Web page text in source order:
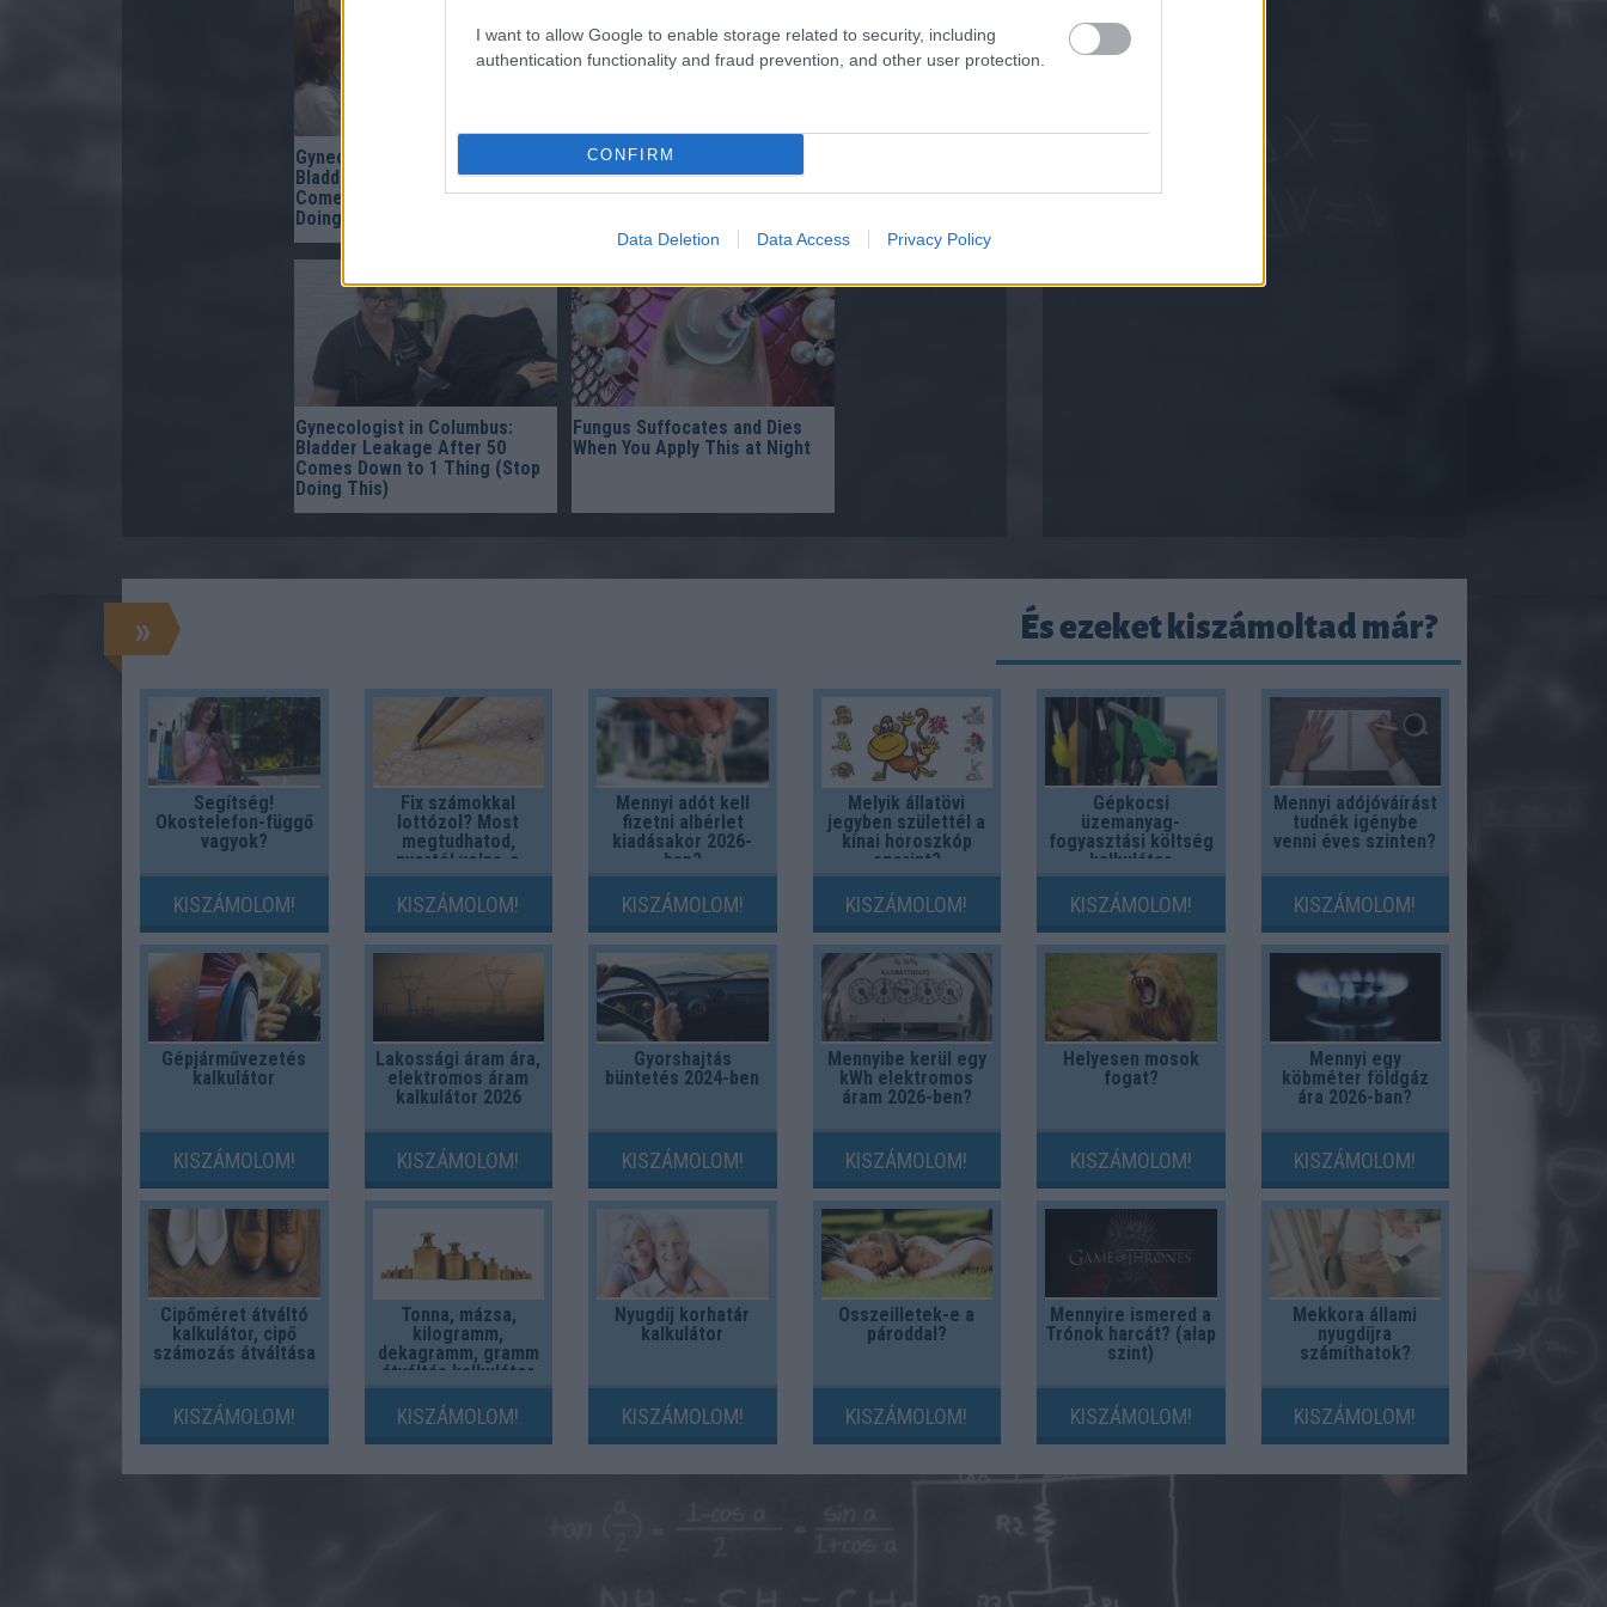
I want to allow Google to enable storage related to security, including
authentication functionality and fraud prevention, and other user protection.
CONFIRM
Data Deletion Data Access Privacy Policy
Gynecologist in Columbus:
Bladder Leakage After 50
Comes Down to 1 Thing (Stop
Doing This)
This Simple Trick Removes All
Parasites From Your Body!
Gynecologist in Columbus:
Bladder Leakage After 50
Comes Down to 1 Thing (Stop
Doing This)
Fungus Suffocates and Dies
When You Apply This at Night
» És ezeket kiszámoltad már?
Segítség!
Okostelefon-függő
vagyok?
KISZÁMOLOM!
Fix számokkal
lottózol? Most
megtudhatod,
nyertél volna-e
valaha!
KISZÁMOLOM!
Mennyi adót kell
fizetni albérlet
kiadásakor 2026-
ban?
KISZÁMOLOM!
Melyik állatövi
jegyben születtél a
kínai horoszkóp
szerint?
KISZÁMOLOM!
Gépkocsi
üzemanyag-
fogyasztási költség
kalkulátor
KISZÁMOLOM!
Mennyi adójóváírást
tudnék igénybe
venni éves szinten?
KISZÁMOLOM!
Gépjárművezetés
kalkulátor
KISZÁMOLOM!
Lakossági áram ára,
elektromos áram
kalkulátor 2026
KISZÁMOLOM!
Gyorshajtás
büntetés 2024-ben
KISZÁMOLOM!
Mennyibe kerül egy
kWh elektromos
áram 2026-ben?
KISZÁMOLOM!
Helyesen mosok
fogat?
KISZÁMOLOM!
Mennyi egy
köbméter földgáz
ára 2026-ban?
KISZÁMOLOM!
Cipőméret átváltó
kalkulátor, cipő
számozás átváltása
KISZÁMOLOM!
Tonna, mázsa,
kilogramm,
dekagramm, gramm
átváltás kalkulátor
KISZÁMOLOM!
Nyugdíj korhatár
kalkulátor
KISZÁMOLOM!
Összeilletek-e a
pároddal?
KISZÁMOLOM!
Mennyire ismered a
Trónok harcát? (alap
szint)
KISZÁMOLOM!
Mekkora állami
nyugdíjra
számíthatok?
KISZÁMOLOM!